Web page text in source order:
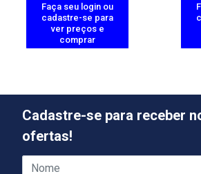
Faça seu login ou
cadastre-se para
ver preços e
comprar
Cadastre-se para receber
ofertas!